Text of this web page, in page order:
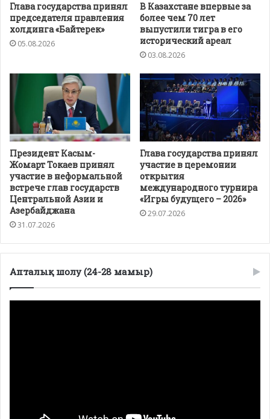
Глава государства принял
председателя правления
холдинга «Байтерек»
05.08.2026
В Казахстане впервые за
более чем 70 лет
выпустили тигра в его
исторический ареал
03.08.2026
Президент Касым-
Жомарт Токаев принял
участие в неформальной
встрече глав государств
Центральной Азии и
Азербайджана
31.07.2026
Глава государства принял
участие в церемонии
открытия
международного турнира
«Игры будущего – 2026»
29.07.2026
Апталық шолу (24-28 мамыр)